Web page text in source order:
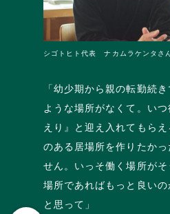
シゴトヒト代表 ナカムラケンタさ
「幼少期から親の転勤続
ような場所がなくて。い
えり』と迎え入れてもら
のある居場所を作りたかっ
せん。いっそ働く場所が
場所であればもっと良いの
と思って」